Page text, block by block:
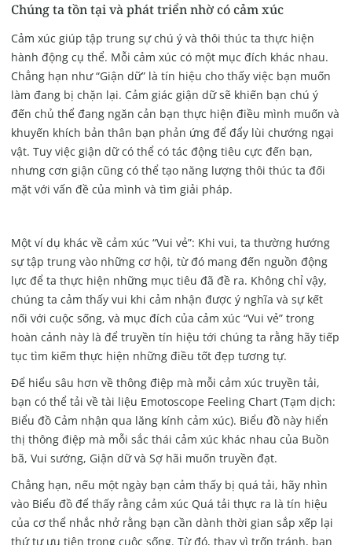
Chúng ta tồn tại và phát triển nhờ có cảm xúc
Cảm xúc giúp tập trung sự chú ý và thôi thúc ta thực hiện
hành động cụ thể. Mỗi cảm xúc có một mục đích khác nhau.
Chẳng hạn như “Giận dữ” là tín hiệu cho thấy việc bạn muốn
làm đang bị chặn lại. Cảm giác giận dữ sẽ khiến bạn chú ý
đến chủ thể đang ngăn cản bạn thực hiện điều mình muốn và
khuyến khích bản thân bạn phản ứng để đẩy lùi chướng ngại
vật. Tuy việc giận dữ có thể có tác động tiêu cực đến bạn,
nhưng cơn giận cũng có thể tạo năng lượng thôi thúc ta đối
mặt với vấn đề của mình và tìm giải pháp.
Một ví dụ khác về cảm xúc “Vui vẻ”: Khi vui, ta thường hướng
sự tập trung vào những cơ hội, từ đó mang đến nguồn động
lực để ta thực hiện những mục tiêu đã đề ra. Không chỉ vậy,
chúng ta cảm thấy vui khi cảm nhận được ý nghĩa và sự kết
nối với cuộc sống, và mục đích của cảm xúc “Vui vẻ” trong
hoàn cảnh này là để truyền tín hiệu tới chúng ta rằng hãy tiếp
tục tìm kiếm thực hiện những điều tốt đẹp tương tự.
Để hiểu sâu hơn về thông điệp mà mỗi cảm xúc truyền tải,
bạn có thể tải về tài liệu Emotoscope Feeling Chart (Tạm dịch:
Biểu đồ Cảm nhận qua lăng kính cảm xúc). Biểu đồ này hiển
thị thông điệp mà mỗi sắc thái cảm xúc khác nhau của Buồn
bã, Vui sướng, Giận dữ và Sợ hãi muốn truyền đạt.
Chẳng hạn, nếu một ngày bạn cảm thấy bị quá tải, hãy nhìn
vào Biểu đồ để thấy rằng cảm xúc Quá tải thực ra là tín hiệu
của cơ thể nhắc nhở rằng bạn cần dành thời gian sắp xếp lại
thứ tự ưu tiên trong cuộc sống. Từ đó, thay vì trốn tránh, bạn